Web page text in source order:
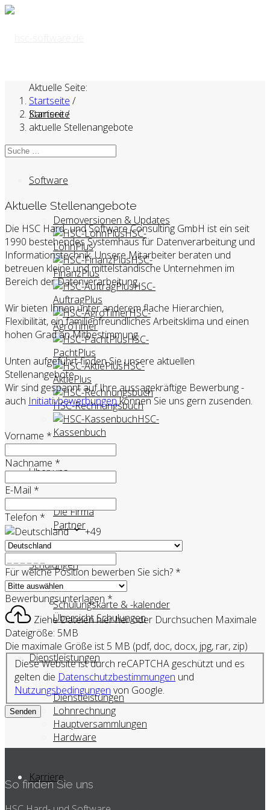
Startseite
Software
Demoversionen & Updates
HSC-
LohnPlus
HSC-
FinanzPlus
HSC-
AuftragPlus
HSC-
AgroTimer
HSC-
PachtPlus
HSC-
AktiePlus
HSC-Rechnungsbuch
HSC-
Kassenbuch
Über uns
Die Firma
Partner
Schulungen
Schulungskarte & -kalender
Übersicht Schulungen
Dienstleistungen
Dienstleistungen
Lohnrechnung
Hauptversammlungen
Hardware
Karriere
Aktuelle Seite:
Startseite /
Karriere/
aktuelle Stellenangebote
Aktuelle Stellenangebote
Die HSC Hard- und Software Consulting GmbH ist ein seit
1990 bestehendes Systemhaus für Datenverarbeitung und
Informationstechnik. Unsere Mitarbeiter beraten und
betreuen kleine und mittelständische Unternehmen im
Bereich der Datenverarbeitung.
Wir bieten Ihnen unter anderem flache Hierarchien,
Flexibilität, ein familienfreundliches Arbeitsklima und einen
hohen Grad an Mitbestimmung.
Unten aufgeführt finden Sie unsere aktuellen
Stellenangebote.
Wir sind gespannt auf Ihre aussagekräftige Bewerbung -
auch Initiativbewerbungenkönnen Sie uns gern zusenden.
Vorname *
Nachname *
E-Mail *
Telefon *
+49
Für welche Position bewerben Sie sich? *
Bewerbungsunterlagen *
Ziehe Dateien hier her oder Durchsuchen Maximale
Dateigröße: 5MB
Die maximale Größe ist 5 MB (pdf, doc, docx, jpg, rar, zip)
Diese Website ist durch reCAPTCHA geschützt und es
gelten die Datenschutzbestimmungen und
Nutzungsbedingungen von Google.
Senden
So finden Sie uns